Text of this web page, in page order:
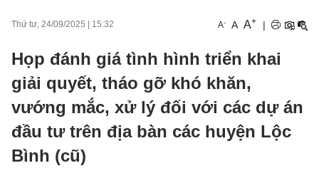
Thứ tư, 24/09/2025 15:32 A- A A+ |
Họp đánh giá tình hình triển khai
giải quyết, tháo gỡ khó khăn,
vướng mắc, xử lý đối với các dự án
đầu tư trên địa bàn các huyện Lộc
Bình (cũ)